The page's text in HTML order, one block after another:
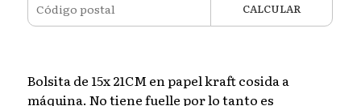
CALCULAR
Bolsita de 15x 21CM en papel kraft cosida a
máquina. No tiene fuelle por lo tanto es